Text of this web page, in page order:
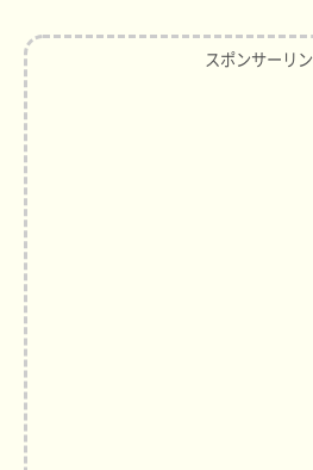
スポンサーリ